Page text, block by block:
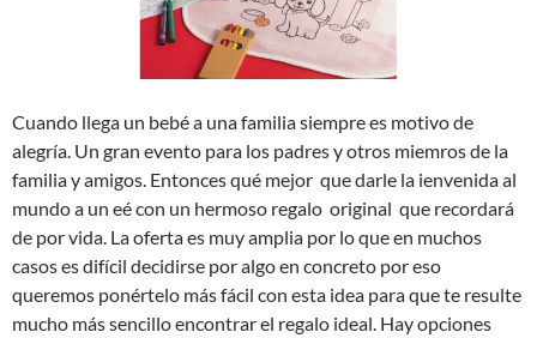
Cuando llega un bebé a una familia siempre es motivo de
alegría. Un gran evento para los padres y otros miemros de la
familia y amigos. Entonces qué mejor que darle la ienvenida al
mundo a un eé con un hermoso regalo original que recordará
de por vida. La oferta es muy amplia por lo que en muchos
casos es difícil decidirse por algo en concreto por eso
queremos ponértelo más fácil con esta idea para que te resulte
mucho más sencillo encontrar el regalo ideal. Hay opciones